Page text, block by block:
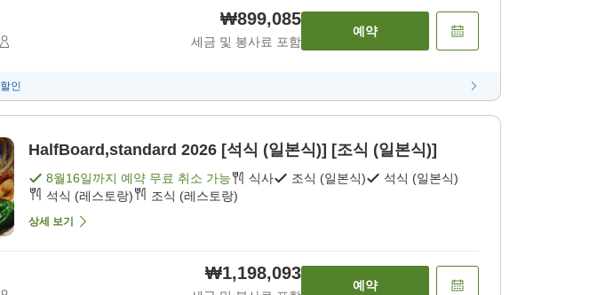
₩899,085
세금 및 봉사료 포함
예약
할인
HalfBoard,standard 2026 [석식 (일본식)] [조식 (일본식)]
8월16일까지 예약 무료 취소 가능 식사 조식 (일본식)
석식 (일본식)
석식 (레스토랑)
조식 (레스토랑)
상세 보기
₩1,198,093
예약